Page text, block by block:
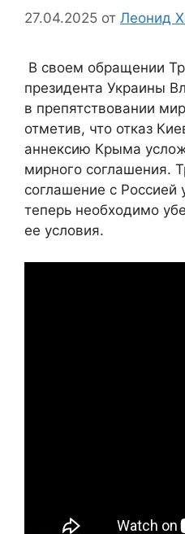
27.04.2025 от Леонид
В своем обращении
президента Украины
в препятствовании
отметив, что отказ
аннексию Крыма
мирного соглашения.
соглашение с Россией
теперь необходимо
ее условия.